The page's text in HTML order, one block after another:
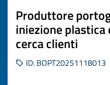
Produttore
iniezione
cerca clienti
ID: BOPT20251118013